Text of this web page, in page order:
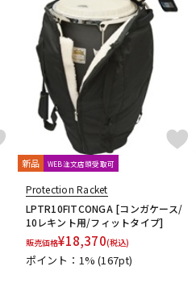
新品 WEB注文店頭受取可
Protection Racket
LPTR10FITCONGA [コンガケース/
10レキント用/フィットタイプ]
販売価格¥18,370(税込)
ポイント：1%(167pt)